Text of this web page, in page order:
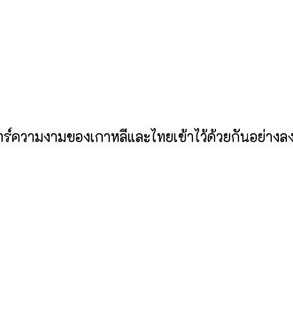
วามงามของเกาหลีและไทยเข้าไว้ด้วยกันอย่าง